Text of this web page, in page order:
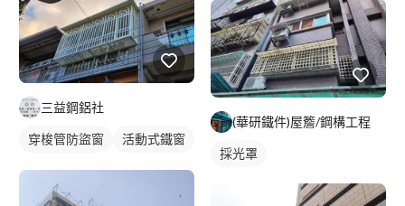
三益鋼鋁社
穿梭管防盜窗
活動式鐵窗
(華研鐵件)屋簷/鋼構工程
採光罩